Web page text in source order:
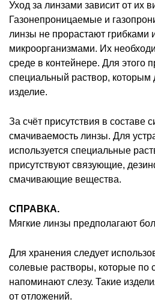
Уход за линзами зависит от их
Газонепроницаемые и
линзы не прорастают грибками
микроорганизмами. Их
среде в контейнере. Для этого
специальный раствор, которым
изделие.
За счёт присутствия в составе
смачиваемость линзы. Для
используется специальные
присутствуют связующие,
смачивающие вещества.
СПРАВКА.
Мягкие линзы предполагают
Для хранения следует
солевые растворы, которые по
напоминают слезу. Такие
от отложений.